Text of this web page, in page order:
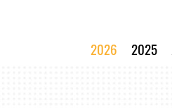
2026 2025